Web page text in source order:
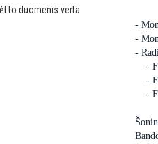
to duomenis verta
-
-
-
-
-
-